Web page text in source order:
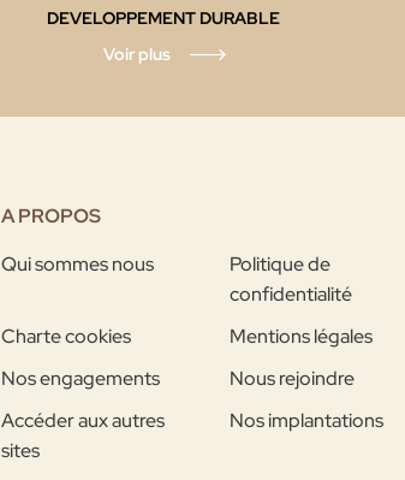
DEVELOPPEMENT DURABLE
Voir plus
A PROPOS
Qui sommes nous
Politique de
confidentialité
Charte cookies
Mentions légales
Nos engagements
Nous rejoindre
Accéder aux autres
sites
Nos implantations